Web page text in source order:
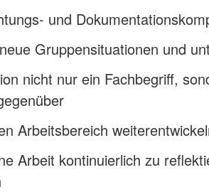
und
Gruppensituationen und
nicht nur ein Fachbegriff,
Arbeitsbereich
Arbeit kontinuierlich zu